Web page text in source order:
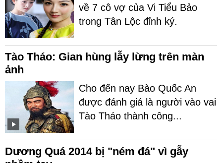
về 7 cô vợ của Vi Tiểu Bảo
trong Tân Lộc đỉnh ký.
Tào Tháo: Gian hùng lẫy lừng trên màn
ảnh
Cho đến nay Bào Quốc An
được đánh giá là người vào vai
Tào Tháo thành công...
Dương Quá 2014 bị "ném đá" vì gẫy